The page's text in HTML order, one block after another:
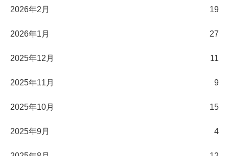
2026年2月 19
2026年1月 27
2025年12月 11
2025年11月 9
2025年10月 15
2025年9月 4